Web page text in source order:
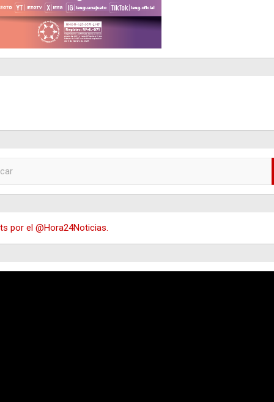
por el @Hora24Noticias.